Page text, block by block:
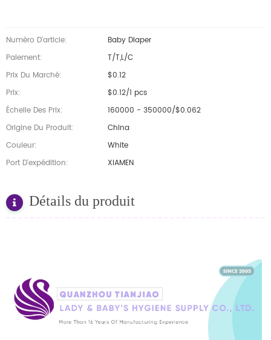
Numéro D'article:
Baby Diaper
Paiement:
T/T,L/C
Prix Du Marché:
$0.12
Prix:
$0.12/1 pcs
Échelle Des Prix:
160000 - 350000/$0.062
Origine Du Produit:
China
Couleur:
White
Port D'expédition:
XIAMEN
Détails du produit